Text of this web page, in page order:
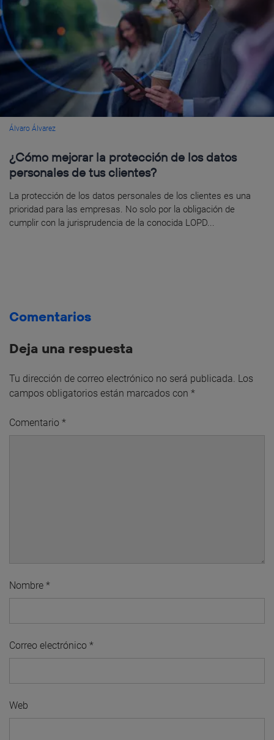
Álvaro Álvarez
¿Cómo mejorar la protección de los datos
personales de tus clientes?
La protección de los datos personales de los clientes es una
prioridad para las empresas. No solo por la obligación de
cumplir con la jurisprudencia de la conocida LOPD...
Comentarios
Deja una respuesta
Tu dirección de correo electrónico no será publicada. Los
campos obligatorios están marcados con *
Comentario *
Nombre *
Correo electrónico *
Web